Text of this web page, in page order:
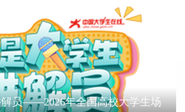
员——2026年全国高校大学生场